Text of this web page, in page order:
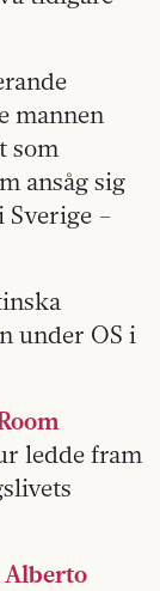
mannen
som
ansåg sig
Sverige –
under OS i
ledde fram
Alberto